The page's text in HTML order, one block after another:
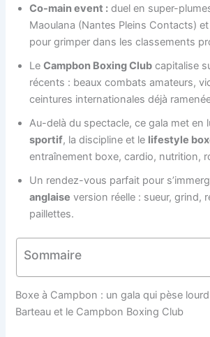
Co-main event : duel en super-
Maoulana (Nantes Pleins Contacts)
pour grimper dans les classements
LeCampbon Boxing Club capitalise
récents : beaux combats amateurs,
ceintures internationales déjà
Au-delà du spectacle, ce gala met en
sportif, la discipline et le lifestyle
entraînement boxe, cardio, nutrition,
Un rendez-vous parfait pour
anglaise version réelle : sueur, grind,
paillettes.
Sommaire
Boxe à Campbon : un gala qui pèse
Barteau et le Campbon Boxing Club